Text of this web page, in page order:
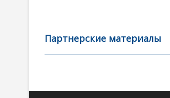
b
o
k
er l
а
в
ть
Партнерские материалы
Навигация